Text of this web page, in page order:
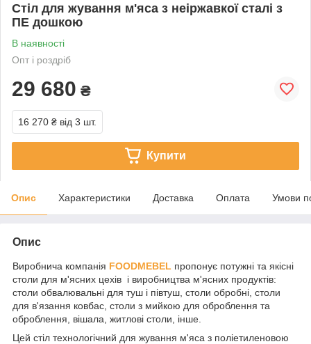
Стіл для жування м'яса з неіржавкої сталі з
ПЕ дошкою
В наявності
Опт і роздріб
29 680 ₴
16 270 ₴ від 3 шт.
Купити
Опис Характеристики Доставка Оплата Умови
Опис
Виробнича компанія FOODMEBEL пропонує потужні та якісні
столи для м'ясних цехів і виробництва м'ясних продуктів:
столи обвалювальні для туш і півтуш, столи обробні, столи
для в'язання ковбас, столи з мийкою для оброблення та
оброблення, вішала, житлові столи, інше.
Цей стіл технологічний для жування м'яса з поліетиленовою